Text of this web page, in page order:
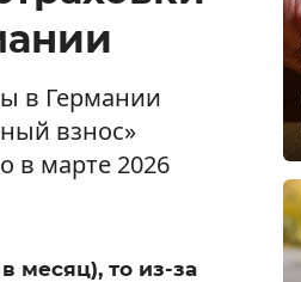
в Германии
взнос»
в марте 2026
месяц), то из-за